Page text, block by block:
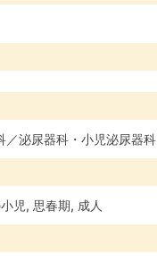
／泌尿器科・小児泌尿器科
児, 思春期, 成人